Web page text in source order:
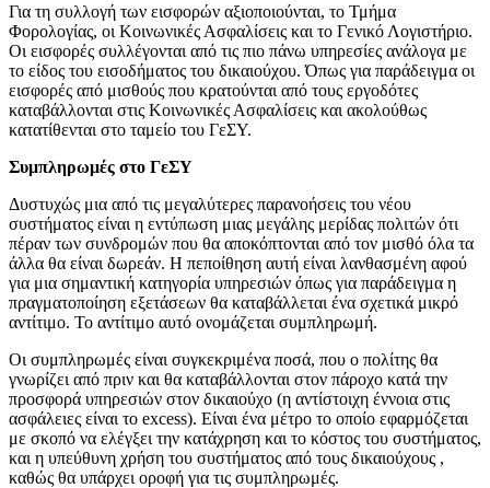
Για τη συλλογή των εισφορών αξιοποιούνται, το Τμήμα
Φορολογίας, οι Κοινωνικές Ασφαλίσεις και το Γενικό Λογιστήριο.
Οι εισφορές συλλέγονται από τις πιο πάνω υπηρεσίες ανάλογα με
το είδος του εισοδήματος του δικαιούχου. Όπως για παράδειγμα οι
εισφορές από μισθούς που κρατούνται από τους εργοδότες
καταβάλλονται στις Κοινωνικές Ασφαλίσεις και ακολούθως
κατατίθενται στο ταμείο του ΓεΣΥ.
Συμπληρωμές στο ΓεΣΥ
Δυστυχώς μια από τις μεγαλύτερες παρανοήσεις του νέου
συστήματος είναι η εντύπωση μιας μεγάλης μερίδας πολιτών ότι
πέραν των συνδρομών που θα αποκόπτονται από τον μισθό όλα τα
άλλα θα είναι δωρεάν. Η πεποίθηση αυτή είναι λανθασμένη αφού
για μια σημαντική κατηγορία υπηρεσιών όπως για παράδειγμα η
πραγματοποίηση εξετάσεων θα καταβάλλεται ένα σχετικά μικρό
αντίτιμο. Το αντίτιμο αυτό ονομάζεται συμπληρωμή.
Οι συμπληρωμές είναι συγκεκριμένα ποσά, που ο πολίτης θα
γνωρίζει από πριν και θα καταβάλλονται στον πάροχο κατά την
προσφορά υπηρεσιών στον δικαιούχο (η αντίστοιχη έννοια στις
ασφάλειες είναι το excess). Είναι ένα μέτρο το οποίο εφαρμόζεται
με σκοπό να ελέγξει την κατάχρηση και το κόστος του συστήματος,
και η υπεύθυνη χρήση του συστήματος από τους δικαιούχους ,
καθώς θα υπάρχει οροφή για τις συμπληρωμές.